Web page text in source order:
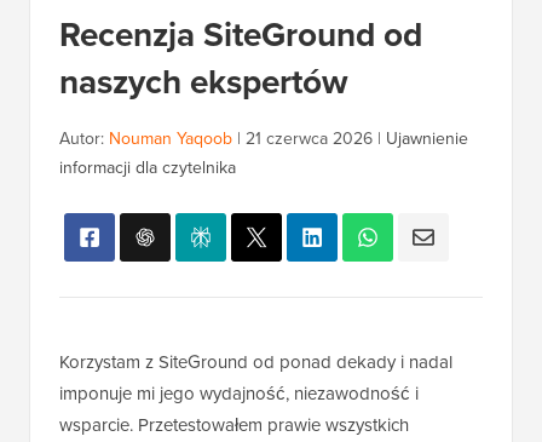
Recenzja SiteGround od
naszych ekspertów
Autor: Nouman Yaqoob | 21 czerwca 2026 | Ujawnienie
informacji dla czytelnika
Korzystam z SiteGround od ponad dekady i nadal
imponuje mi jego wydajność, niezawodność i
wsparcie. Przetestowałem prawie wszystkich